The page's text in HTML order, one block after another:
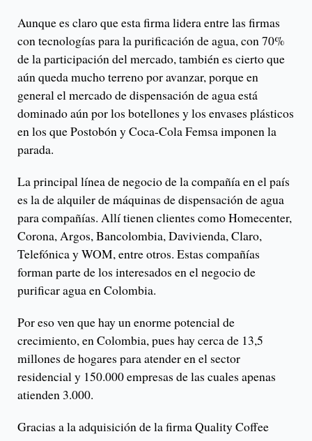
Aunque es claro que esta firma lidera entre las firmas
con tecnologías para la purificación de agua, con 70%
de la participación del mercado, también es cierto que
aún queda mucho terreno por avanzar, porque en
general el mercado de dispensación de agua está
dominado aún por los botellones y los envases plásticos
en los que Postobón y Coca-Cola Femsa imponen la
parada.
La principal línea de negocio de la compañía en el país
es la de alquiler de máquinas de dispensación de agua
para compañías. Allí tienen clientes como Homecenter,
Corona, Argos, Bancolombia, Davivienda, Claro,
Telefónica y WOM, entre otros. Estas compañías
forman parte de los interesados en el negocio de
purificar agua en Colombia.
Por eso ven que hay un enorme potencial de
crecimiento, en Colombia, pues hay cerca de 13,5
millones de hogares para atender en el sector
residencial y 150.000 empresas de las cuales apenas
atienden 3.000.
Gracias a la adquisición de la firma Quality Coffee